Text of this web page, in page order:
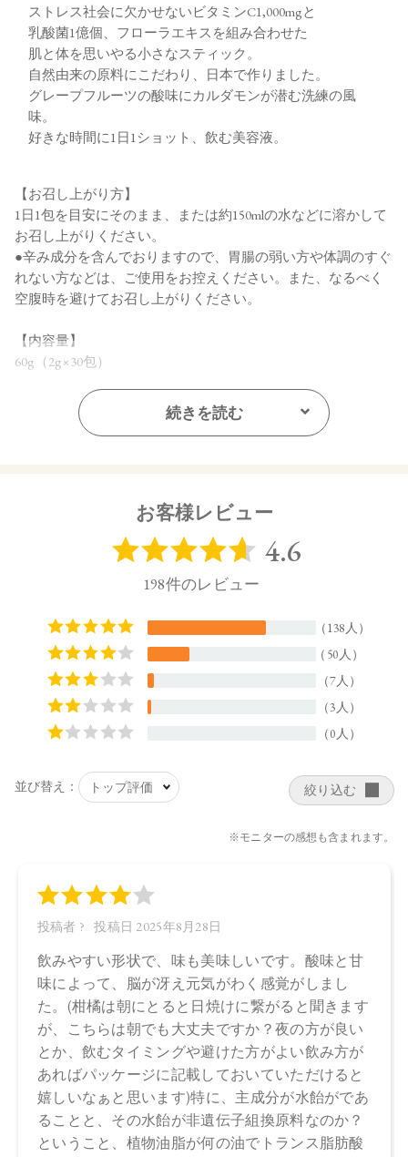
ストレス社会に欠かせないビタミンC1,000mgと
乳酸菌1億個、フローラエキスを組み合わせた
肌と体を思いやる小さなスティック。
自然由来の原料にこだわり、日本で作りました。
グレープフルーツの酸味にカルダモンが潜む洗練の風
味。
好きな時間に1日1ショット、飲む美容液。
【お召し上がり方】
1日1包を目安にそのまま、または約150mlの水などに溶かして
お召し上がりください。
●辛み成分を含んでおりますので、胃腸の弱い方や体調のすぐ
れない方などは、ご使用をお控えください。また、なるべく
空腹時を避けてお召し上がりください。
【内容量】
60g（2g×30包）
【商品サイズ】
94×60×151㎜(高さx奥行x幅)
フルーツ果汁末、カルダモン末、セラミド含有米抽出物、デ
維）、バラ花びら抽出物、プランタゴ・オバタ末、黒胡椒抽
出物（ももを含む）、パイナップル果実抽出物、植物性油脂
ン、香料、ビタミンB12
【特定原材料】
【原産国】
【メーカー品番】
【店舗発売日】
CosmeKitchen 2025/6/2
Biople 2025/6/2
舗にお問い合わせください。
※発売日は予告なく変更する可能性がございます。予めご了
承ください。
※通常はご注文より１～３営業日での発送となります。
商品によっては、お届けまで１～２週間かかる場合がござい
ますので予めご了承ください。
●パッケージはリニューアル等の理由により、写真と異なる場
続きを読む
お客様レビュー